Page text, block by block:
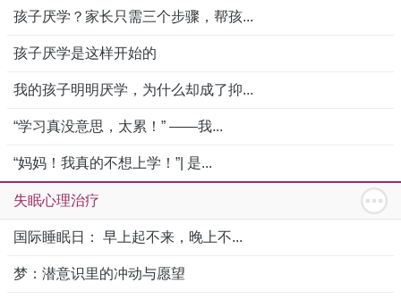
孩子厌学？家长只需三个步骤，帮孩...
孩子厌学是这样开始的
我的孩子明明厌学，为什么却成了抑...
“学习真没意思，太累！” ——我...
“妈妈！我真的不想上学！”| 是...
失眠心理治疗
国际睡眠日： 早上起不来，晚上不...
梦：潜意识里的冲动与愿望